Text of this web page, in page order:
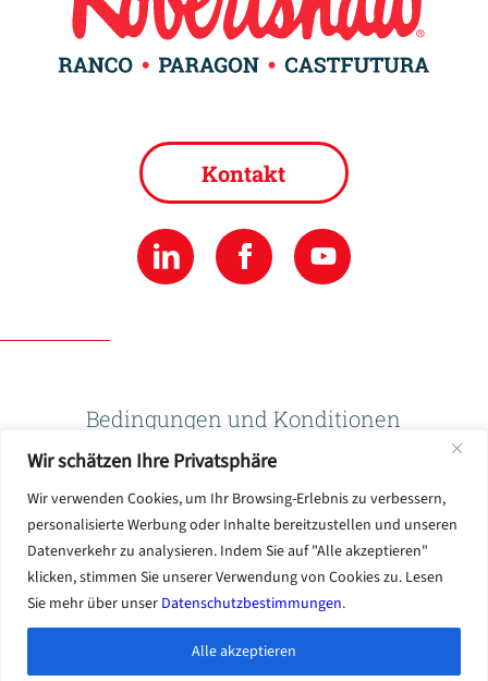
Wir schätzen Ihre Privatsphäre
Wir verwenden Cookies, um Ihr Browsing-Erlebnis zu verbessern,
personalisierte Werbung oder Inhalte bereitzustellen und unseren
Datenverkehr zu analysieren. Indem Sie auf "Alle akzeptieren"
klicken, stimmen Sie unserer Verwendung von Cookies zu. Lesen
Sie mehr über unser Datenschutzbestimmungen.
Alle akzeptieren
Kontakt
Bedingungen und Konditionen
Datenschutzbestimmungen
Nutzungsbedingungen